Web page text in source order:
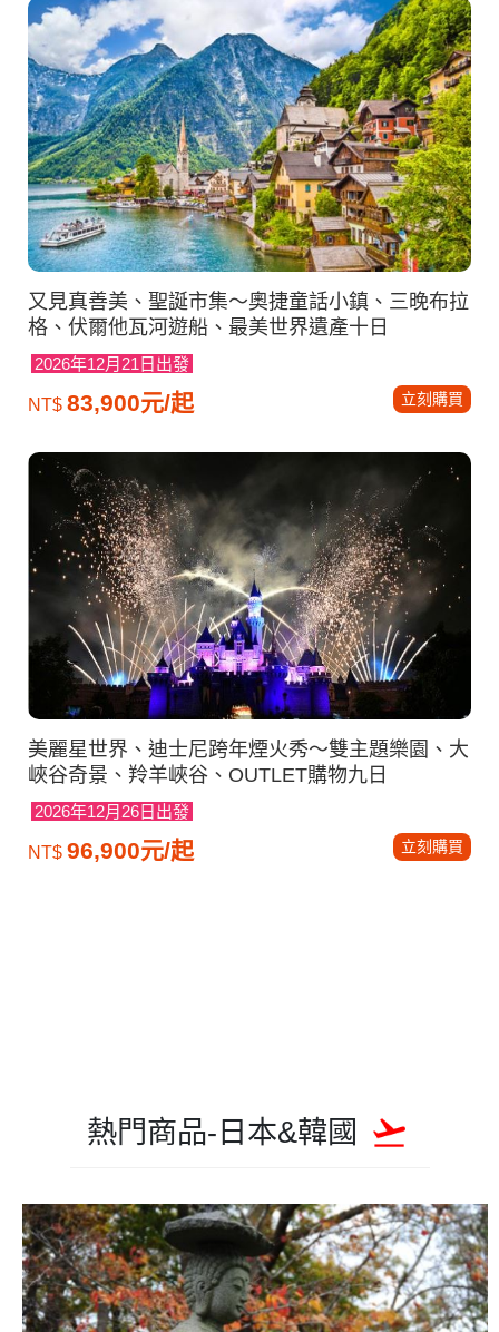
又見真善美、聖誕市集～奧捷童話小鎮、三晚布拉
格、伏爾他瓦河遊船、最美世界遺產十日
2026年12月21日出發
NT$ 83,900元/起 立刻購買
美麗星世界、迪士尼跨年煙火秀～雙主題樂園、大
峽谷奇景、羚羊峽谷、OUTLET購物九日
2026年12月26日出發
NT$ 96,900元/起 立刻購買
熱門商品-日本&韓國